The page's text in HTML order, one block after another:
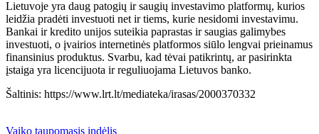
Lietuvoje yra daug patogių ir saugių investavimo platformų, kurios
leidžia pradėti investuoti net ir tiems, kurie nesidomi investavimu.
Bankai ir kredito unijos suteikia paprastas ir saugias galimybes
investuoti, o įvairios internetinės platformos siūlo lengvai prieinamus
finansinius produktus. Svarbu, kad tėvai patikrintų, ar pasirinkta
įstaiga yra licencijuota ir reguliuojama Lietuvos banko.
Šaltinis: https://www.lrt.lt/mediateka/irasas/2000370332
Vaiko taupomasis indėlis